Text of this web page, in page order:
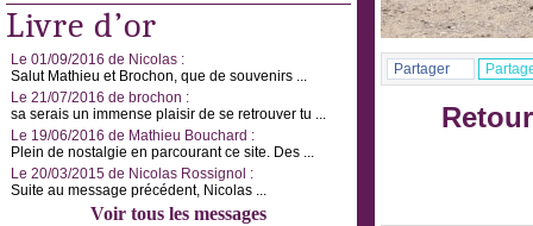
Livre d’or
Le 01/09/2016 de Nicolas :
Salut Mathieu et Brochon, que de souvenirs ...
Le 21/07/2016 de brochon :
sa serais un immense plaisir de se retrouver tu ...
Le 19/06/2016 de Mathieu Bouchard :
Plein de nostalgie en parcourant ce site. Des ...
Le 20/03/2015 de Nicolas Rossignol :
Suite au message précédent, Nicolas ...
Voir tous les messages
Partager